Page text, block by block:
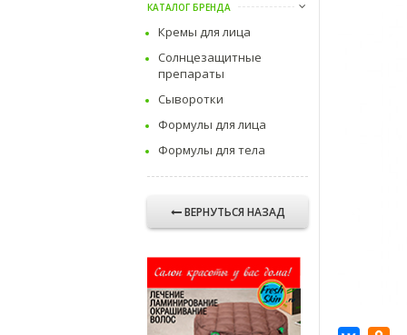
КАТАЛОГ БРЕНДА
Кремы для лица
Солнцезащитные
препараты
Сыворотки
Формулы для лица
Формулы для тела
ВЕРНУТЬСЯ НАЗАД